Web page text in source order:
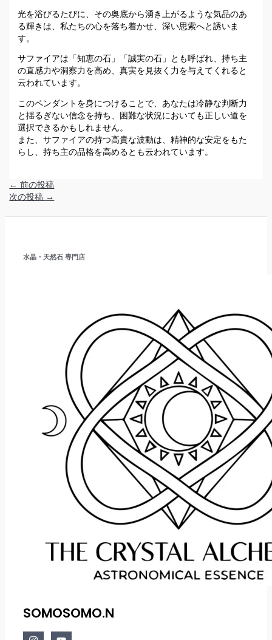
光を浴びるたびに、その奥底から湧き上がるような気品のあ
る輝きは、私たちの心を落ち着かせ、深い思索へと誘いま
す。
サファイアは「知恵の石」「誠実の石」とも呼ばれ、持ち主
の直感力や洞察力を高め、真実を見抜く力を与えてくれると
云われています。
このペンダントを身につけることで、あなたは冷静な判断力
と揺るぎない信念を持ち、困難な状況においても正しい道を
選択できるかもしれません。
また、サファイアの持つ高貴な波動は、精神的な安定をもた
らし、持ち主の品格を高めるとも云われています。
← 前の投稿
次の投稿 →
水晶・天然石 専門店
SOMOSOMO.N